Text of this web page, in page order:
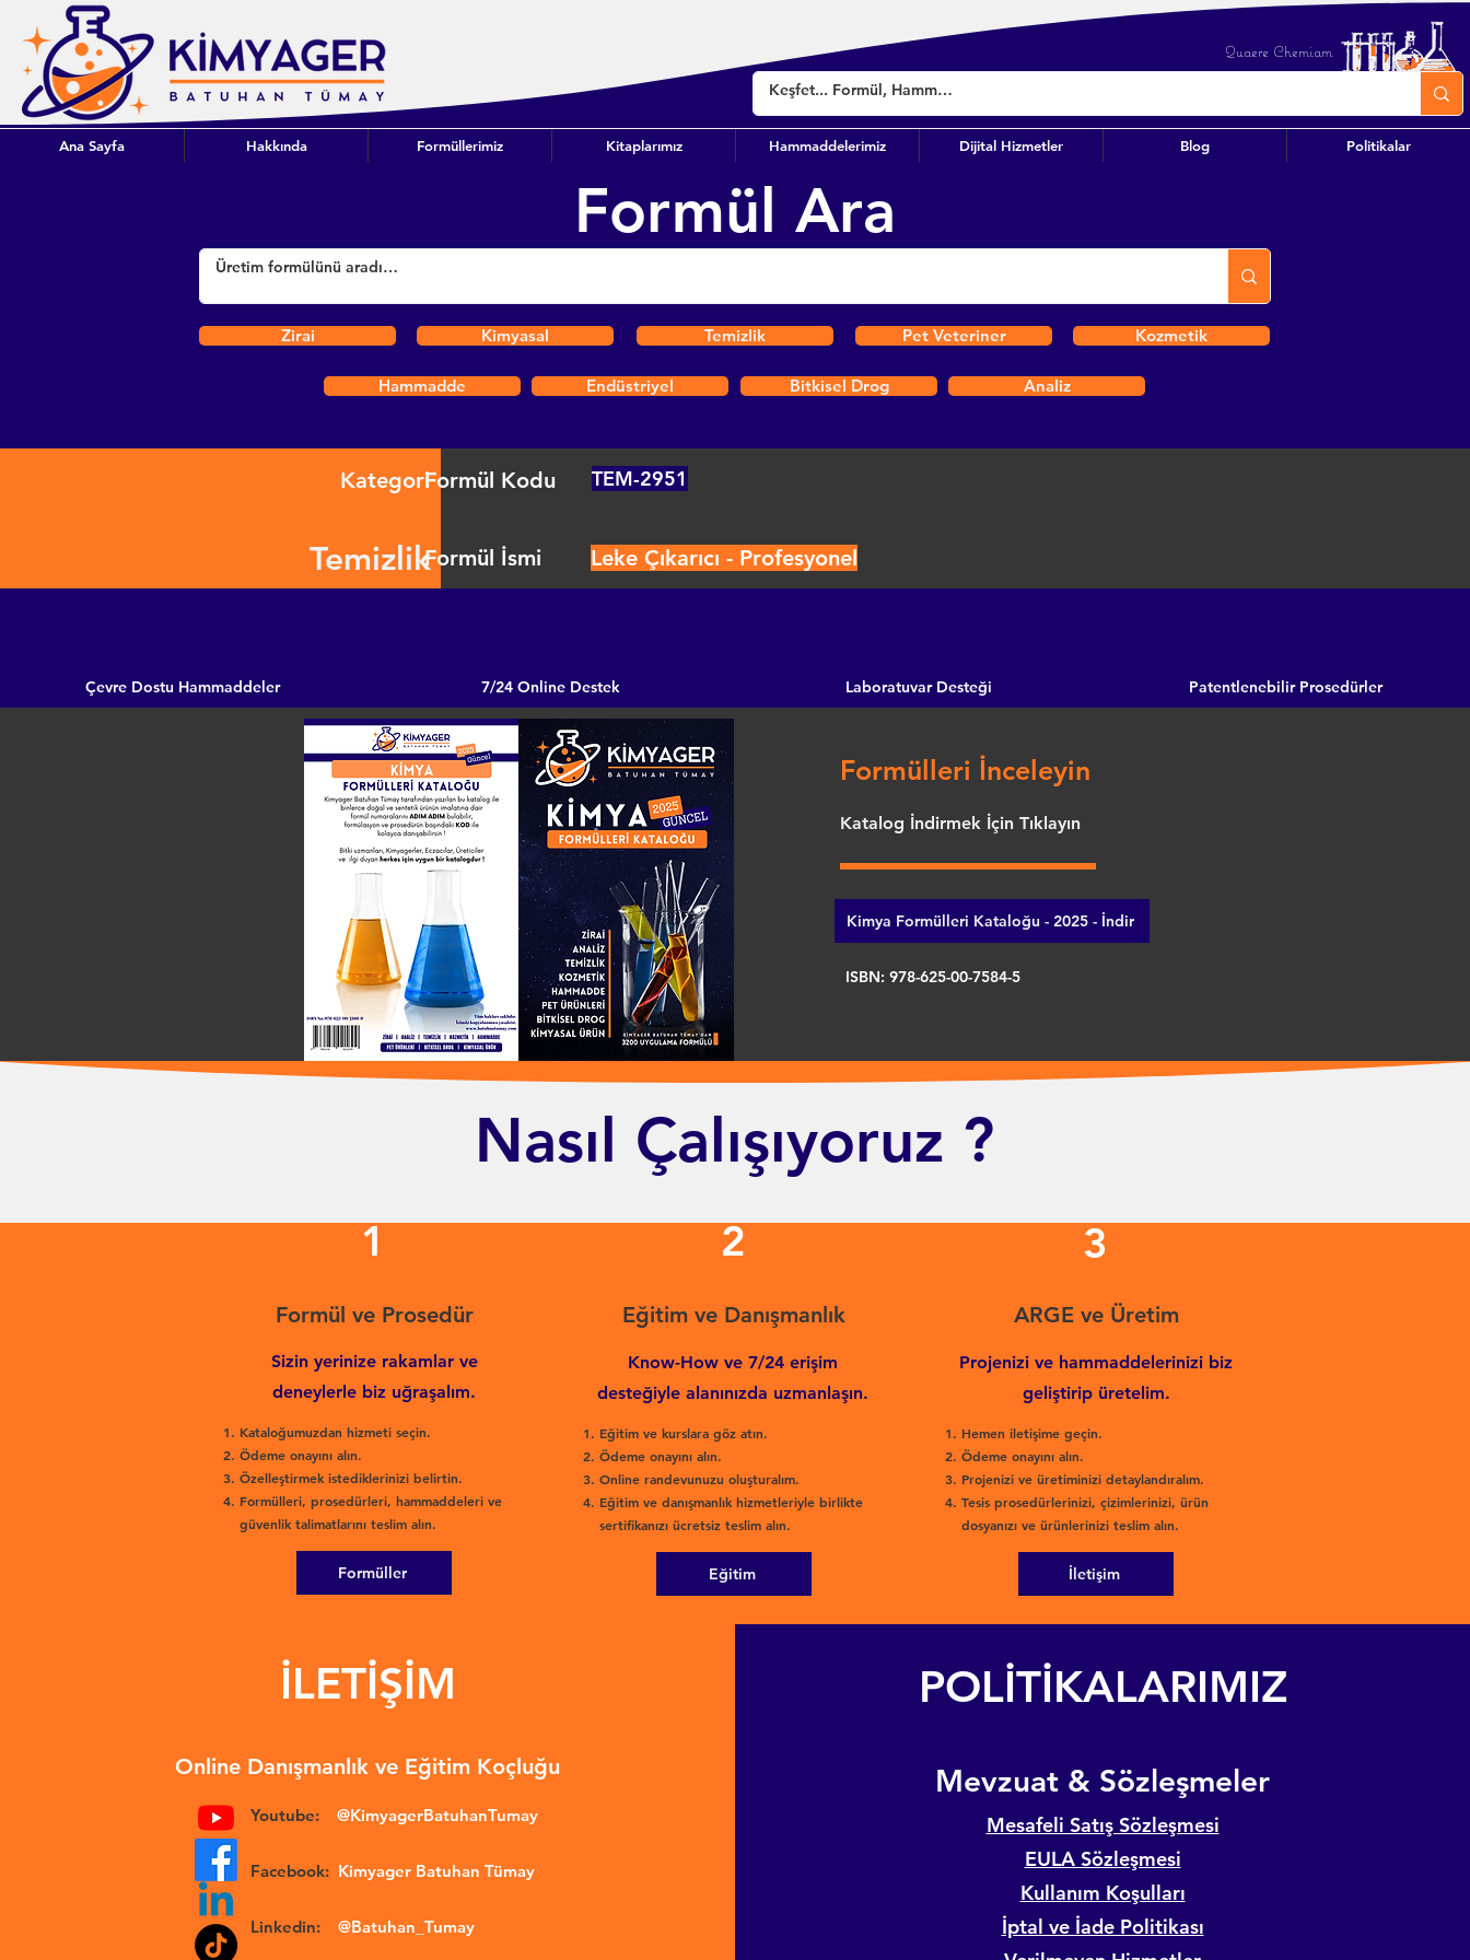
Quaere Chemiam
Ana Sayfa Hakkında Formüllerimiz Kitaplarımız Hammaddelerimiz Dijital Hizmetler Blog Politikalar
Formül Ara
Zirai Kimyasal Temizlik Pet Veteriner Kozmetik
Hammadde Endüstriyel Bitkisel Drog Analiz
Kategori
Temizlik
Formül Kodu TEM-2951
Formül İsmi Leke Çıkarıcı - Profesyonel
Çevre Dostu Hammaddeler 7/24 Online Destek Laboratuvar Desteği Patentlenebilir Prosedürler
Formülleri İnceleyin
Katalog İndirmek İçin Tıklayın
Kimya Formülleri Kataloğu - 2025 - İndir
ISBN: 978-625-00-7584-5
Nasıl Çalışıyoruz ?
1
Formül ve Prosedür
Sizin yerinize rakamlar ve
deneylerle biz uğraşalım.
Kataloğumuzdan hizmeti seçin.
Ödeme onayını alın.
Özelleştirmek istediklerinizi belirtin.
Formülleri, prosedürleri, hammaddeleri ve
güvenlik talimatlarını teslim alın.
Formüller
2
Eğitim ve Danışmanlık
Know-How ve 7/24 erişim
desteğiyle alanınızda uzmanlaşın.
Eğitim ve kurslara göz atın.
Ödeme onayını alın.
Online randevunuzu oluşturalım.
Eğitim ve danışmanlık hizmetleriyle birlikte
sertifikanızı ücretsiz teslim alın.
Eğitim
3
ARGE ve Üretim
Hemen iletişime geçin.
Ödeme onayını alın.
Projenizi ve üretiminizi detaylandıralım.
Tesis prosedürlerinizi, çizimlerinizi, ürün
dosyanızı ve ürünlerinizi teslim alın.
Projenizi ve hammaddelerinizi biz
geliştirip üretelim.
İletişim
İLETİŞİM
Online Danışmanlık ve Eğitim Koçluğu
Youtube: @KimyagerBatuhanTumay
Facebook: Kimyager Batuhan Tümay
Linkedin: @Batuhan_Tumay
POLİTİKALARIMIZ
​Mevzuat & Sözleşmeler
Mesafeli Satış Sözleşmesi
EULA Sözleşmesi
Kullanım Koşulları
İptal ve İade Politikası